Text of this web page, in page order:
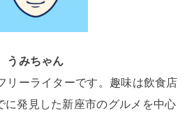
うみちゃん
リーライターです。趣味は飲食店
に発見した新座市のグルメを中心